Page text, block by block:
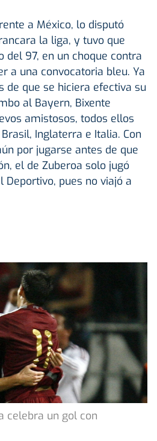
a México, lo disputó
la liga, y tuvo que
del 97, en un choque contra
a una convocatoria bleu. Ya
de que se hiciera efectiva su
al Bayern, Bixente
amistosos, todos ellos
Inglaterra e Italia. Con
por jugarse antes de que
el de Zuberoa solo jugó
Deportivo, pues no viajó a
celebra un gol con